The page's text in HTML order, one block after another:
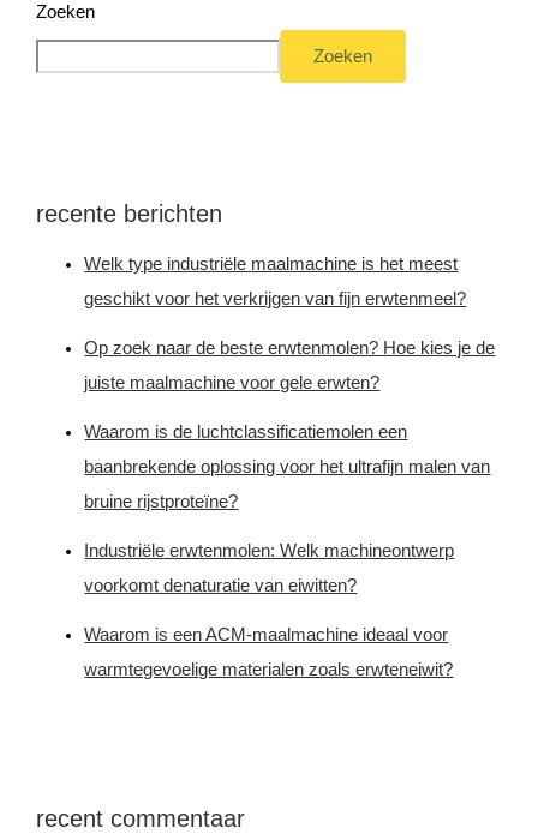
Zoeken
Zoeken
recente berichten
Welk type industriële maalmachine is het meest
geschikt voor het verkrijgen van fijn erwtenmeel?
Op zoek naar de beste erwtenmolen? Hoe kies je de
juiste maalmachine voor gele erwten?
Waarom is de luchtclassificatiemolen een
baanbrekende oplossing voor het ultrafijn malen van
bruine rijstproteïne?
Industriële erwtenmolen: Welk machineontwerp
voorkomt denaturatie van eiwitten?
Waarom is een ACM-maalmachine ideaal voor
warmtegevoelige materialen zoals erwteneiwit?
recent commentaar